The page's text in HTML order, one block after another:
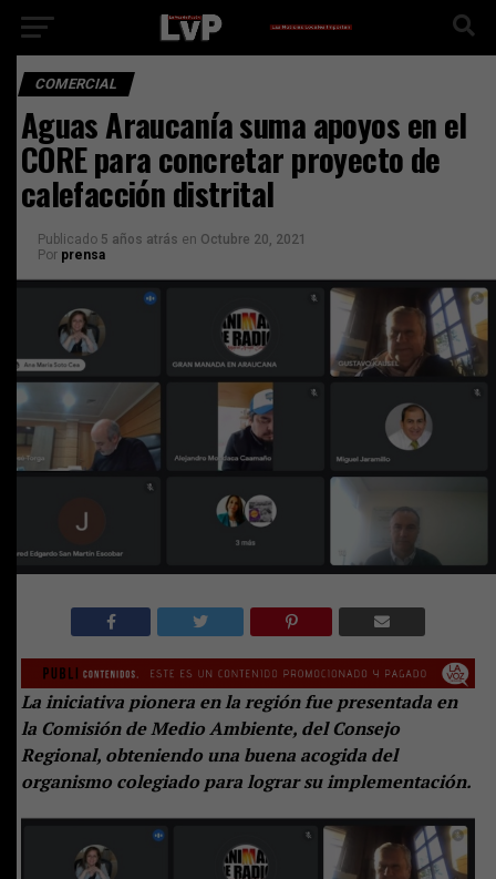
COMERCIAL
Aguas Araucanía suma apoyos en el
CORE para concretar proyecto de
calefacción distrital
Publicado 5 años atrás en Octubre 20, 2021
Por prensa
La iniciativa pionera en la región fue presentada en
la Comisión de Medio Ambiente, del Consejo
Regional, obteniendo una buena acogida del
organismo colegiado para lograr su implementación.